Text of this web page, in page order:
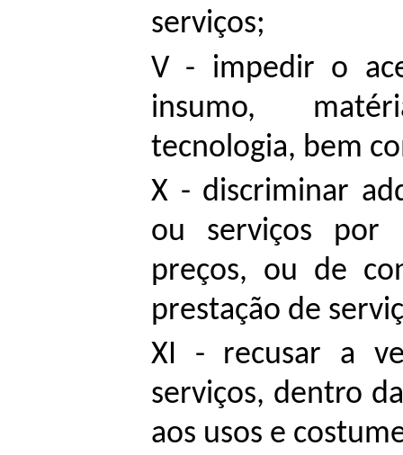
serviços;
V - impedir o
insumo,
tecnologia, bem
X - discriminar
ou serviços por
preços, ou de
prestação de
XI - recusar a
serviços, dentro
aos usos e